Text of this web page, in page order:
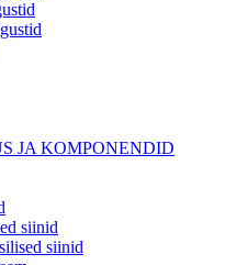
JA KOMPONENDID
siinid
siinid